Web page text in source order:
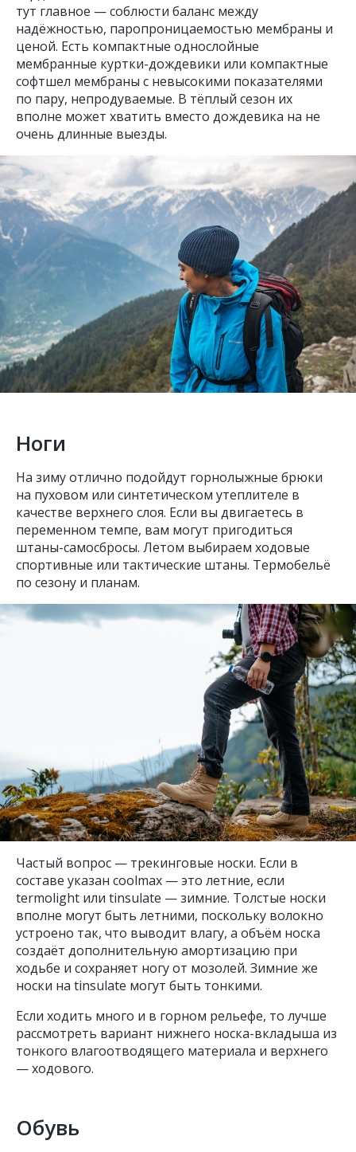
тут главное — соблюсти баланс между
надёжностью, паропроницаемостью мембраны и
ценой. Есть компактные однослойные
мембранные куртки-дождевики или компактные
софтшел мембраны с невысокими показателями
по пару, непродуваемые. В тёплый сезон их
вполне может хватить вместо дождевика на не
очень длинные выезды.
Ноги
На зиму отлично подойдут горнолыжные брюки
на пуховом или синтетическом утеплителе в
качестве верхнего слоя. Если вы двигаетесь в
переменном темпе, вам могут пригодиться
штаны-самосбросы. Летом выбираем ходовые
спортивные или тактические штаны. Термобельё
по сезону и планам.
Частый вопрос — трекинговые носки. Если в
составе указан coolmax — это летние, если
termolight или tinsulate — зимние. Толстые носки
вполне могут быть летними, поскольку волокно
устроено так, что выводит влагу, а объём носка
создаёт дополнительную амортизацию при
ходьбе и сохраняет ногу от мозолей. Зимние же
носки на tinsulate могут быть тонкими.
Если ходить много и в горном рельефе, то лучше
рассмотреть вариант нижнего носка-вкладыша из
тонкого влагоотводящего материала и верхнего
— ходового.
Обувь